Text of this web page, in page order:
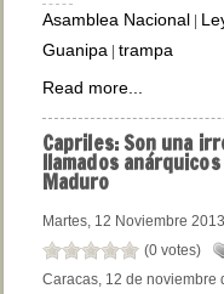
Asamblea Nacional |
Guanipa | trampa
Read more...
Capriles:Son una
llamados
Maduro
Martes, 12 Noviembre 2013
(0 votes)
Caracas, 12 de noviembre